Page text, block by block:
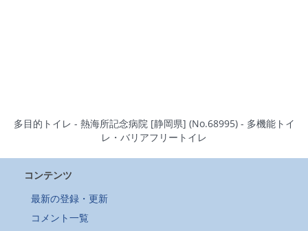
多目的トイレ - 熱海所記念病院 [静岡県] (No.68995) - 多機能トイ
レ・バリアフリートイレ
コンテンツ
最新の登録・更新
コメント一覧